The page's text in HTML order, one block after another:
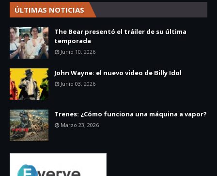
ÚLTIMAS NOTICIAS
The Bear presentó el tráiler de su última
temporada
Junio 10, 2026
John Wayne: el nuevo video de Billy Idol
Junio 03, 2026
Trenes: ¿Cómo funciona una máquina a vapor?
Marzo 23, 2026